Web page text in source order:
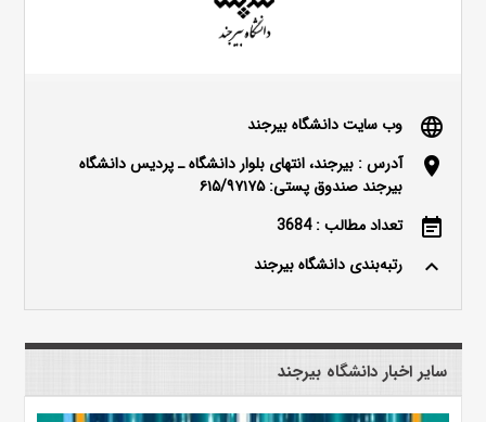
language وب سایت دانشگاه بیرجند
location_on
آدرس : بیرجند، انتهای بلوار دانشگاه ـ پردیس دانشگاه
بیرجند صندوق پستی: ۶۱۵/۹۷۱۷۵
event_note تعداد مطالب : 3684
keyboard_arrow_up رتبه‌بندی دانشگاه بیرجند
سایر اخبار دانشگاه بیرجند